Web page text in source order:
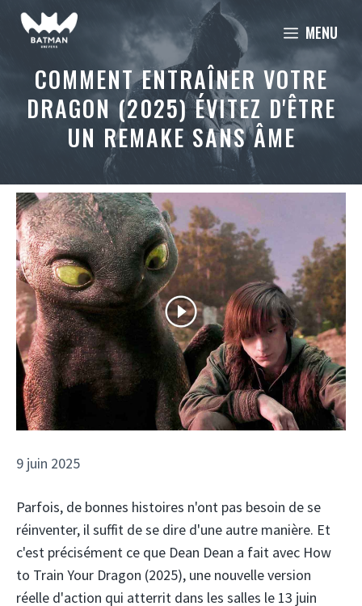
Aller
MENU
COMMENT ENTRAÎNER VOTRE
DRAGON (2025) ÉVITEZ D'ÊTRE
UN REMAKE SANS ÂME
9 juin 2025
Parfois, de bonnes histoires n'ont pas besoin de se
réinventer, il suffit de se dire d'une autre manière. Et
c'est précisément ce que Dean Dean a fait avec How
to Train Your Dragon (2025), une nouvelle version
réelle d'action qui atterrit dans les salles le 13 juin